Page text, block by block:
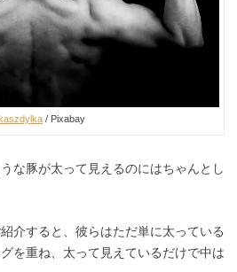
/ Pixabay
な豚が太って見えるのにはちゃんとし
介すると、彼らはただ単に太っている
を重ね、太って見えているだけで中は